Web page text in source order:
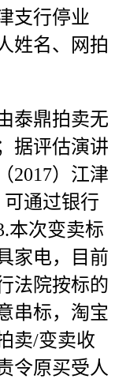
支行停业
姓名、网拍
鼎拍卖无
据评估演讲
2017）江津
可通过银行
本次变卖标
家电，目前
法院按标的
串标，淘宝
卖/变卖收
令原买受人